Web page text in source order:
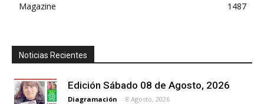
Magazine
1487
Noticias Recientes
Edición Sábado 08 de Agosto, 2026
Diagramación - 8 Agosto, 2026